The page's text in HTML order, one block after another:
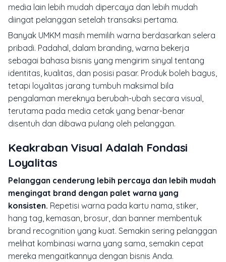
media lain lebih mudah dipercaya dan lebih mudah
diingat pelanggan setelah transaksi pertama.
Banyak UMKM masih memilih warna berdasarkan selera
pribadi. Padahal, dalam branding, warna bekerja
sebagai bahasa bisnis yang mengirim sinyal tentang
identitas, kualitas, dan posisi pasar. Produk boleh bagus,
tetapi loyalitas jarang tumbuh maksimal bila
pengalaman mereknya berubah-ubah secara visual,
terutama pada media cetak yang benar-benar
disentuh dan dibawa pulang oleh pelanggan.
Keakraban Visual Adalah Fondasi
Loyalitas
Pelanggan cenderung lebih percaya dan lebih mudah
mengingat brand dengan palet warna yang
konsisten. Repetisi warna pada kartu nama, stiker,
hang tag, kemasan, brosur, dan banner membentuk
brand recognition yang kuat. Semakin sering pelanggan
melihat kombinasi warna yang sama, semakin cepat
mereka mengaitkannya dengan bisnis Anda.